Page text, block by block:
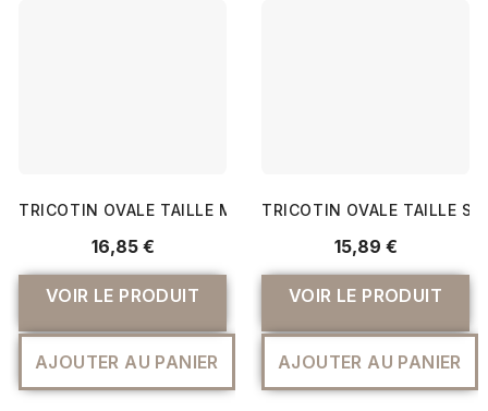
TRICOTIN OVALE TAILLE M - PRYM
16,85 €
VOIR LE PRODUIT
AJOUTER AU PANIER
TRICOTIN OVALE TAILLE S
15,89 €
VOIR LE PRODUIT
AJOUTER AU PANIER